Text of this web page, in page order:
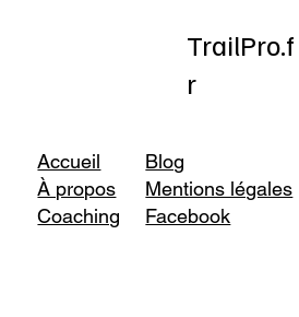
TrailPro.f
r
Accueil
À propos
Coaching
Blog
Mentions légales
Facebook